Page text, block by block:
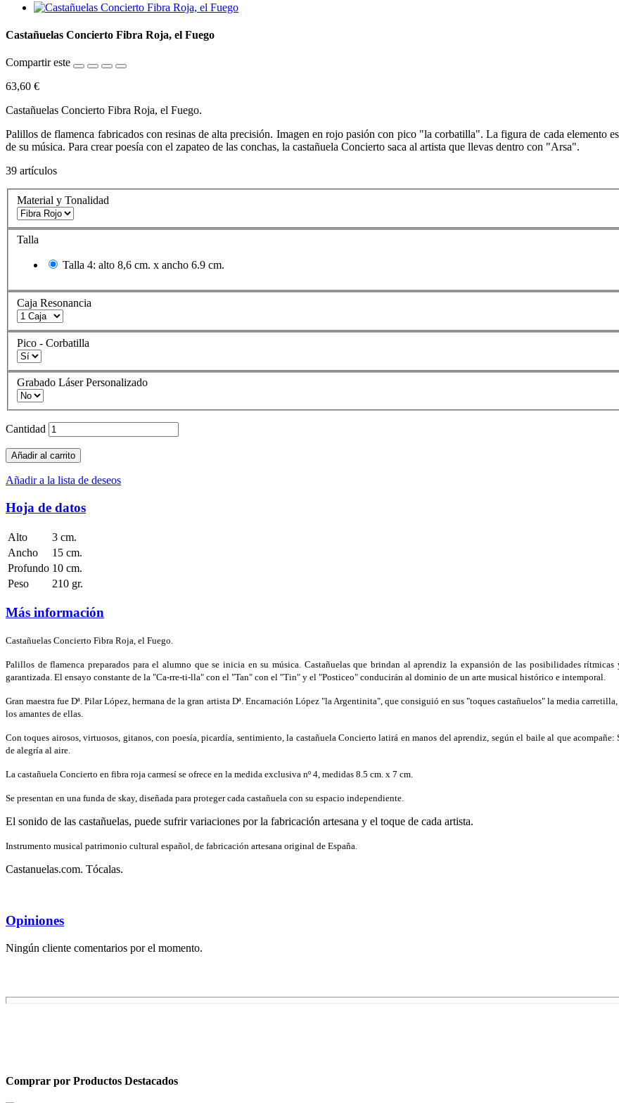
Castañuelas Concierto Fibra Roja, el Fuego
Compartir este
63,60 €
Castañuelas Concierto Fibra Roja, el Fuego.
Palillos de flamenca fabricados con resinas de alta precisión. Imagen en rojo pasión con pico "la corbatilla". La figura de cada elemento
de su música. Para crear poesía con el zapateo de las conchas, la castañuela Concierto saca al artista que llevas dentro con "Arsa".
39 artículos
Material y Tonalidad
Talla
Talla 4: alto 8,6 cm. x ancho 6.9 cm.
Caja Resonancia
Pico - Corbatilla
Grabado Láser Personalizado
Cantidad
Añadir al carrito
Añadir a la lista de deseos
Hoja de datos
Alto
3 cm.
Ancho
15 cm.
Profundo 10 cm.
Peso
210 gr.
Más información
Castañuelas Concierto Fibra Roja, el Fuego.
Palillos de flamenca preparados para el alumno que se inicia en su música. Castañuelas que brindan al aprendiz la expansión de las posibilidades
garantizada. El ensayo constante de la "Ca-rre-ti-lla" con el "Tan" con el "Tin" y el "Posticeo" conducirán al dominio de un arte musical histórico e intemporal.
Gran maestra fue Dª. Pilar López, hermana de la gran artista Dª. Encarnación López "la Argentinita", que consiguió en sus "toques castañuelos" la media
los amantes de ellas.
Con toques airosos, virtuosos, gitanos, con poesía, picardía, sentimiento, la castañuela Concierto latirá en manos del aprendiz, según el baile al que
de alegría al aire.
La castañuela Concierto en fibra roja carmesí se ofrece en la medida exclusiva nº 4, medidas 8.5 cm. x 7 cm.
Se presentan en una funda de skay, diseñada para proteger cada castañuela con su espacio independiente.
El sonido de las castañuelas, puede sufrir variaciones por la fabricación artesana y el toque de cada artista.
Instrumento musical patrimonio cultural español, de fabricación artesana original de España.
Castanuelas.com. Tócalas.
Opiniones
Ningún cliente comentarios por el momento.
Comprar por Productos Destacados